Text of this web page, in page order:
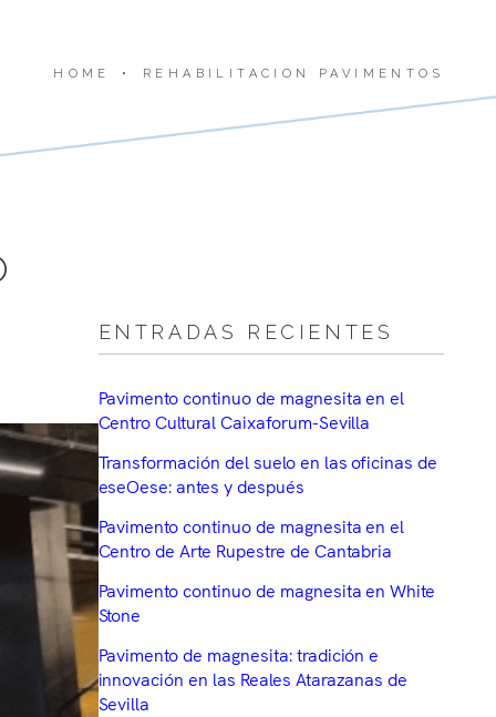
HOME • REHABILITACION PAVIMENTOS
ENTRADAS RECIENTES
Pavimento continuo de magnesita en el
Centro Cultural Caixaforum-Sevilla
Transformación del suelo en las oficinas de
eseOese: antes y después
Pavimento continuo de magnesita en el
Centro de Arte Rupestre de Cantabria
Pavimento continuo de magnesita en White
Stone
Pavimento de magnesita: tradición e
innovación en las Reales Atarazanas de
Sevilla